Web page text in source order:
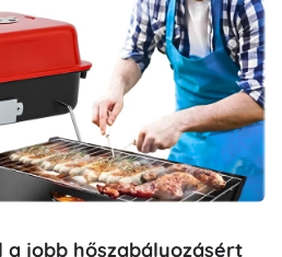
a jobb hőszabályozásért